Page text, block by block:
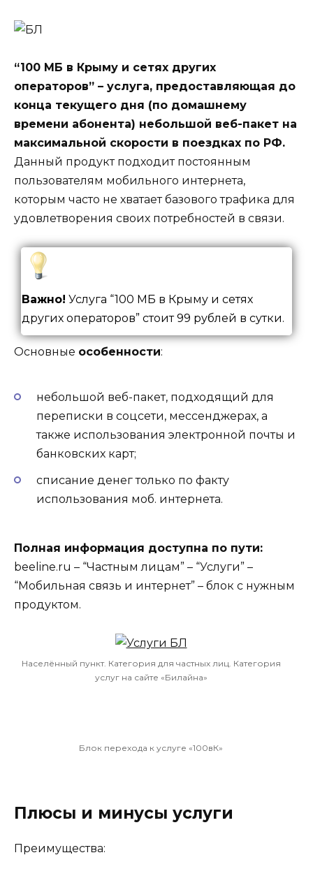
“100 МБ в Крыму и сетях других
операторов” – услуга, предоставляющая до
конца текущего дня (по домашнему
времени абонента) небольшой веб-пакет на
максимальной скорости в поездках по РФ.
Данный продукт подходит постоянным
пользователям мобильного интернета,
которым часто не хватает базового трафика для
удовлетворения своих потребностей в связи.
Важно! Услуга “100 МБ в Крыму и сетях
других операторов” стоит 99 рублей в сутки.
Основные особенности:
небольшой веб-пакет, подходящий для
переписки в соцсети, мессенджерах, а
также использования электронной почты и
банковских карт;
списание денег только по факту
использования моб. интернета.
Полная информация доступна по пути:
beeline.ru – “Частным лицам” – “Услуги” –
“Мобильная связь и интернет” – блок с нужным
продуктом.
Населённый пункт. Категория для частных лиц. Категория
услуг на сайте «Билайна»
Блок перехода к услуге «100вК»
Плюсы и минусы услуги
Преимущества: